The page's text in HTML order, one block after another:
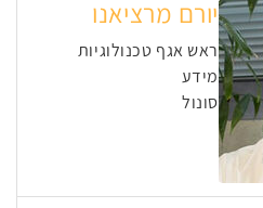
יורם מרציאנו
ראש אגף טכנולוגיות
מידע
סונול